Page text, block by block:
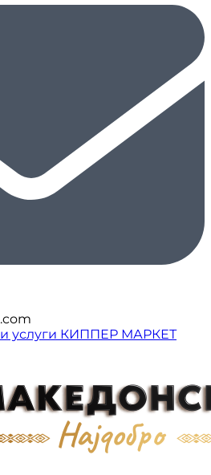
и услуги КИППЕР МАРКЕТ